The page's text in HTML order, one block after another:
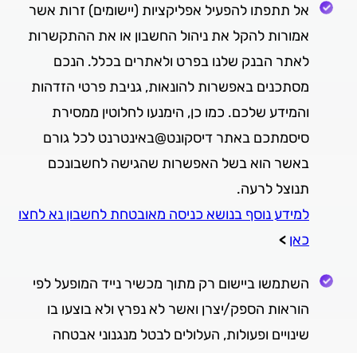
אל תתפתו להפעיל אפליקציות (יישומים) זרות אשר
אמורות להקל את ניהול החשבון או את ההתקשרות
לאתר הבנק שלנו בפרט ולאתרים בכלל. הנכם
מסתכנים באפשרות להונאות, גניבת פרטי הזדהות
והמידע שלכם. כמו כן, הימנעו לחלוטין ממסירת
סיסמתכם באתר דיסקונט@באינטרנט לכל גורם
באשר הוא בשל האפשרות שהגישה לחשבונכם
תנוצל לרעה.
למידע נוסף בנושא כניסה מאובטחת לחשבון נא לחצו
כאן >
השתמשו ביישום רק מתוך מכשיר נייד המופעל לפי
הוראות הספק/יצרן ואשר לא נפרץ ולא בוצעו בו
שינויים ופעולות, העלולים לבטל מנגנוני אבטחה